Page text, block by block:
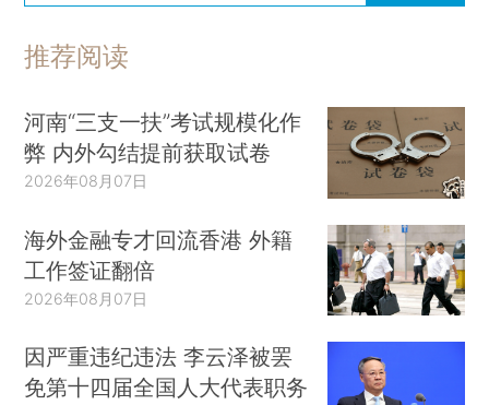
推荐阅读
河南“三支一扶”考试规模化作
弊 内外勾结提前获取试卷
2026年08月07日
海外金融专才回流香港 外籍
工作签证翻倍
2026年08月07日
因严重违纪违法 李云泽被罢
免第十四届全国人大代表职务